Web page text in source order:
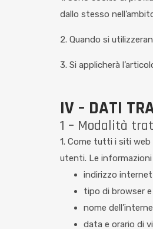
dallo stesso
2. Quando si
3. Si applicherà
IV – DATI
1 – Modalità
1. Come tutti i siti
utenti. Le
indirizzo
tipo di browser
nome
data e orario di